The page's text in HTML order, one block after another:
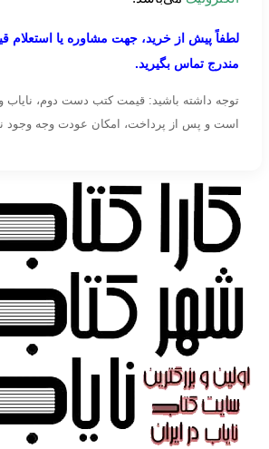
لطفاً پیش از خرید، جهت مشاوره یا استعلام
مندرج تماس بگیرید.
توجه داشته باشید: قیمت کتب دست دوم، نایاب
است و پس از پرداخت، امکان عودت وجه وجود